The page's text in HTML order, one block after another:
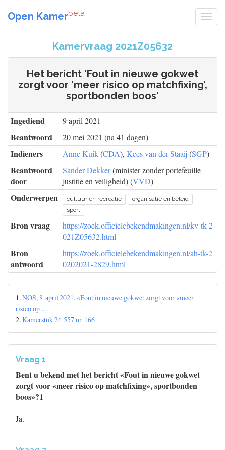
Open Kamerbeta
Kamervraag 2021Z05632
Het bericht 'Fout in nieuwe gokwet
zorgt voor ‘meer risico op matchfixing’,
sportbonden boos'
Ingediend 9 april 2021
Beantwoord 20 mei 2021 (na 41 dagen)
Indieners Anne Kuik(CDA), Kees van der Staaij (SGP)
Beantwoord
door
Sander Dekker(minister zonder portefeuille
justitie en veiligheid) (VVD)
Onderwerpen cultuur en recreatie
organisatie en beleid
sport
Bron vraag
https://zoek.officielebekendmakingen.nl/kv-tk-2
021Z05632.html
Bron
antwoord
https://zoek.officielebekendmakingen.nl/ah-tk-2
0202021-2829.html
1.NOS, 8 april 2021, «Fout in nieuwe gokwet zorgt voor «meer
risico op …
2.Kamerstuk 24 557 nr. 166
Vraag 1
Bent u bekend met het bericht «Fout in nieuwe gokwet
zorgt voor «meer risico op matchfixing», sportbonden
boos»?1
Ja.